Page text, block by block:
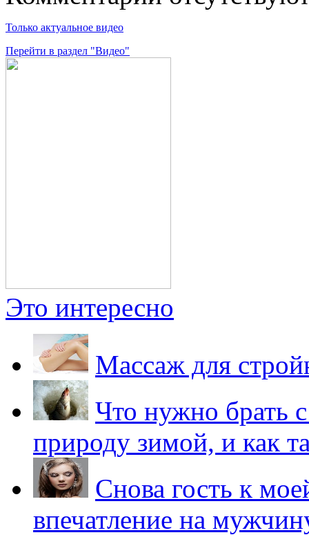
Только актуальное видео
Перейти в раздел "Видео"
Это интересно
Массаж для
Что нужно брать
природу зимой, и как
Снова гость к
впечатление на